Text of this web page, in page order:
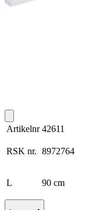
Artikelnr 42611
RSK nr. 8972764
L 90 cm